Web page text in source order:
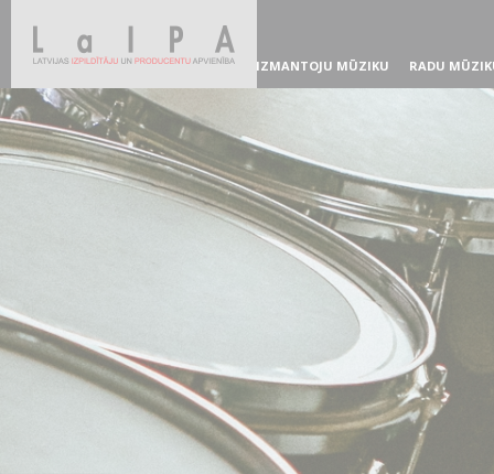
IZMANTOJU MŪZIKU RADU